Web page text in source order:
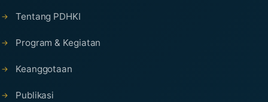
Tentang PDHKI
Program & Kegiatan
Keanggotaan
Publikasi